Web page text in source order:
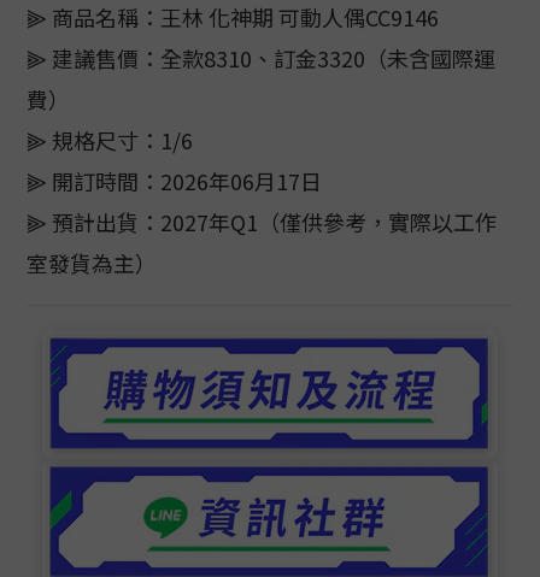
⫸ 商品名稱：王林 化神期 可動人偶CC9146
⫸ 建議售價：全款8310、訂金3320（未含國際運
費）
⫸ 規格尺寸：1/6
⫸ 開訂時間：2026年06月17日
⫸ 預計出貨：2027年Q1（僅供參考，實際以工作
室發貨為主）